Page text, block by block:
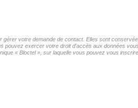
votre demande de contact. Elles sont
exercer votre droit d'accès aux données
« Bloctel », sur laquelle vous pouvez vous